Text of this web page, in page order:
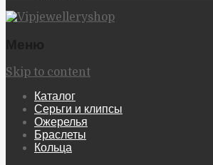
Skip to content
Каталог
Серьги и клипсы
Ожерелья
Браслеты
Кольца